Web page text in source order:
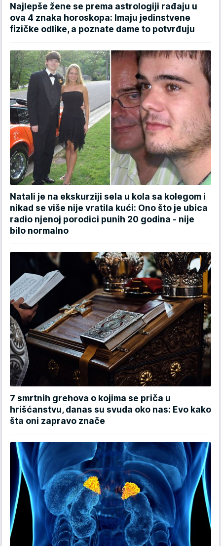
Najlepše žene se prema astrologiji rađaju u
ova 4 znaka horoskopa: Imaju jedinstvene
fizičke odlike, a poznate dame to potvrđuju
Natali je na ekskurziji sela u kola sa kolegom i
nikad se više nije vratila kući: Ono što je ubica
radio njenoj porodici punih 20 godina - nije
bilo normalno
7 smrtnih grehova o kojima se priča u
hrišćanstvu, danas su svuda oko nas: Evo kako
šta oni zapravo znače